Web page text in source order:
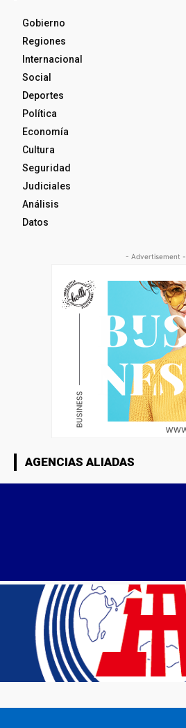
Gobierno
Regiones
Internacional
Social
Deportes
Política
Economía
Cultura
Seguridad
Judiciales
Análisis
Datos
- Advertisement -
AGENCIAS ALIADAS